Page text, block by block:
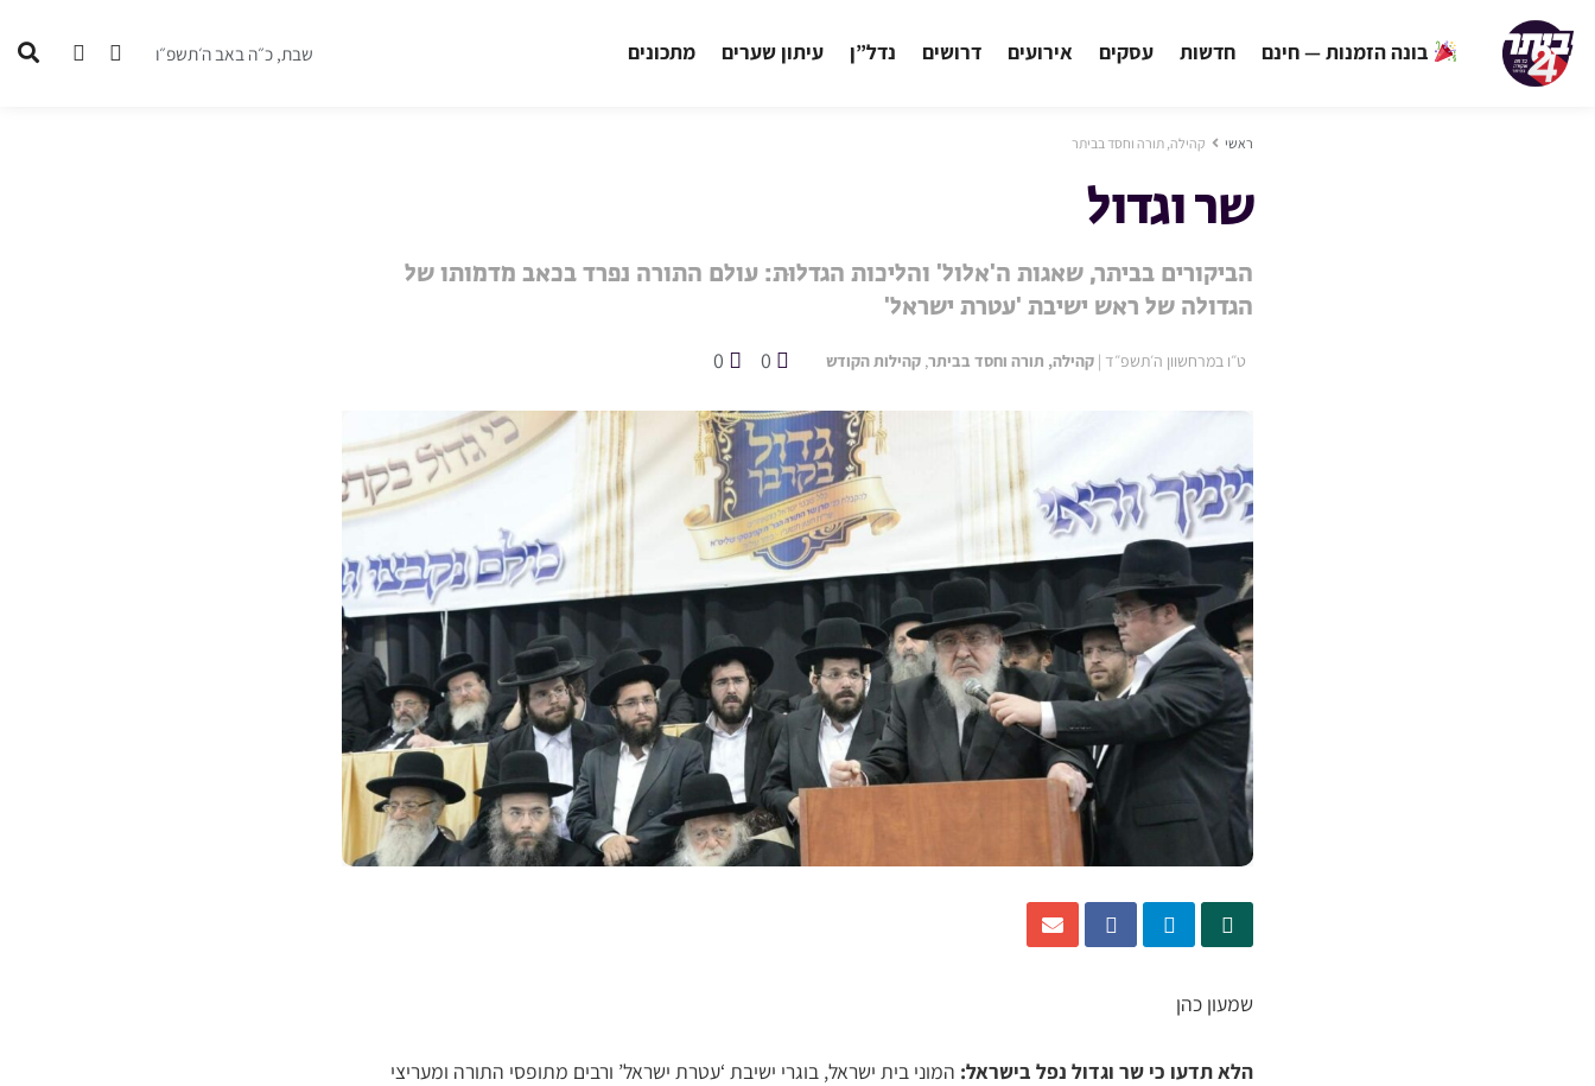
בונה הזמנות — חינם חדשות עסקים אירועים דרושים נדל”ן עיתון שערים מתכונים שבת, כ״ה באב ה׳תשפ״ו
ראשי קהילה, תורה וחסד בביתר
שר וגדול
הביקורים בביתר, שאגות ה'אלול' והליכות הגדלוּת: עולם התורה נפרד בכאב מדמותו של
הגדולה של ראש ישיבת 'עטרת ישראל'
ט״ו במרחשוון ה׳תשפ״ד | קהילה, תורה וחסד בביתר, קהילות הקודש 0
0
שמעון כהן
הלא תדעו כי שר וגדול נפל בישראל: המוני בית ישראל, בוגרי ישיבת ‘עטרת ישראל’ ורבים מתופסי התורה ומעריצי